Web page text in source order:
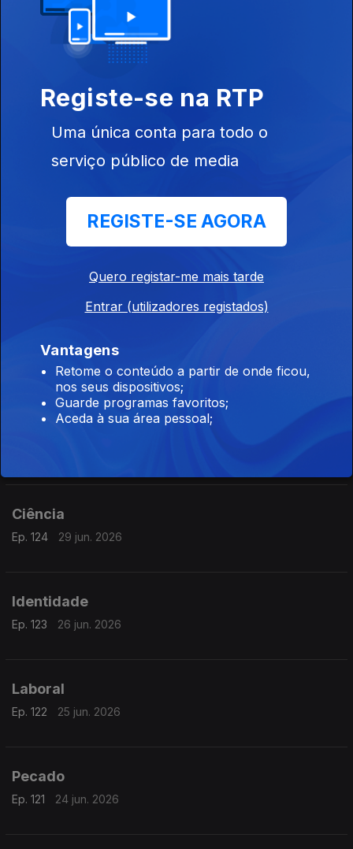
Ep. 130 07 jul. 2026
Ep. 129 06 jul. 2026
Diamante
Superstição
02 jul. 2026
01 jul. 2026
Planeta
Ciência
Ep. 124 29 jun. 2026
Identidade
Ep. 123 26 jun. 2026
Laboral
Ep. 122 25 jun. 2026
Pecado
Ep. 121 24 jun. 2026
Registe-se na RTP
Uma única conta para todo o
serviço público de media
REGISTE-SE AGORA
Quero registar-me mais tarde
Entrar (utilizadores registados)
Vantagens
Retome o conteúdo a partir de onde ficou,
nos seus dispositivos;
Guarde programas favoritos;
Aceda à sua área pessoal;